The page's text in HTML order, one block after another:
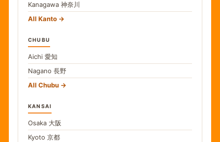
Kanagawa 神奈川
All Kanto
CHUBU
Aichi 愛知
Nagano 長野
All Chubu
KANSAI
Osaka 大阪
Kyoto 京都